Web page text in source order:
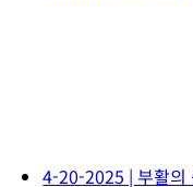
4-20-2025 | 부활의